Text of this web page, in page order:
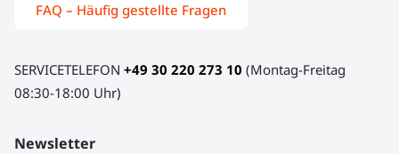
FAQ – Häufig gestellte Fragen
SERVICETELEFON +49 30 220 273 10 (Montag-Freitag
08:30-18:00 Uhr)
Newsletter